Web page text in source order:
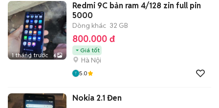
1 tháng trước 6
Redmi 9C bản ram 4/128 zin full pin
5000
Dòng khác 32 GB
800.000 đ
Giá tốt
Hà Nội
5.0
Nokia 2.1 Đen